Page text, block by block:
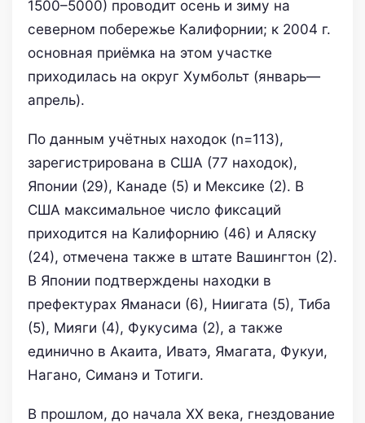
1500–5000) проводит осень и зиму на
северном побережье Калифорнии; к 2004 г.
основная приёмка на этом участке
приходилась на округ Хумбольт (январь—
апрель).
По данным учётных находок (n=113),
зарегистрирована в США (77 находок),
Японии (29), Канаде (5) и Мексике (2). В
США максимальное число фиксаций
приходится на Калифорнию (46) и Аляску
(24), отмечена также в штате Вашингтон (2).
В Японии подтверждены находки в
префектурах Яманаси (6), Ниигата (5), Тиба
(5), Мияги (4), Фукусима (2), а также
единично в Акаита, Иватэ, Ямагата, Фукуи,
Нагано, Симанэ и Тотиги.
В прошлом, до начала XX века, гнездование